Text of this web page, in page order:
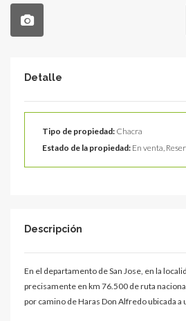
Detalle
Tipo de propiedad: Chacra
Estado de la propiedad: En venta,
Descripción
En el departamento de San Jose, en la
precisamente en km 76.500 de ruta
por camino de Haras Don Alfredo ubicada